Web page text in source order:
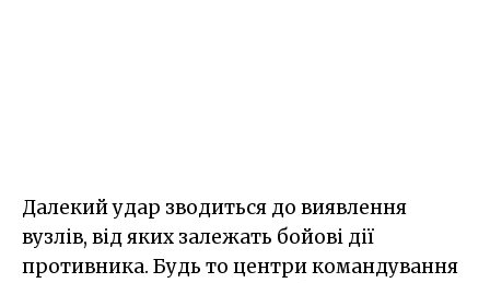
Далекий удар зводиться до виявлення
вузлів, від яких залежать бойові дії
противника. Будь то центри командування